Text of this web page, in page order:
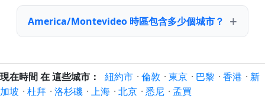
America/Montevideo 時區包含多少個城市？
現在時間 在 這些城市： 紐約市 · 倫敦 · 東京 · 巴黎 · 香港 · 新
加坡 · 杜拜 · 洛杉磯 · 上海 · 北京 · 悉尼 · 孟買